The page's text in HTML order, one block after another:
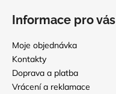
Informace pro vás
Moje objednávka
Kontakty
Doprava a platba
Vrácení a reklamace